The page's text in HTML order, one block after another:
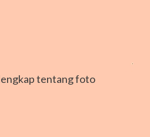
tentang foto